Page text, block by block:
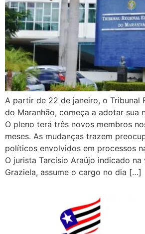
A partir de 22 de janeiro, o Tribunal
do Maranhão, começa a adotar sua
O pleno terá três novos membros
meses. As mudanças trazem
políticos envolvidos em processos
O jurista Tarcísio Araújo indicado na
Graziela, assume o cargo no dia […]